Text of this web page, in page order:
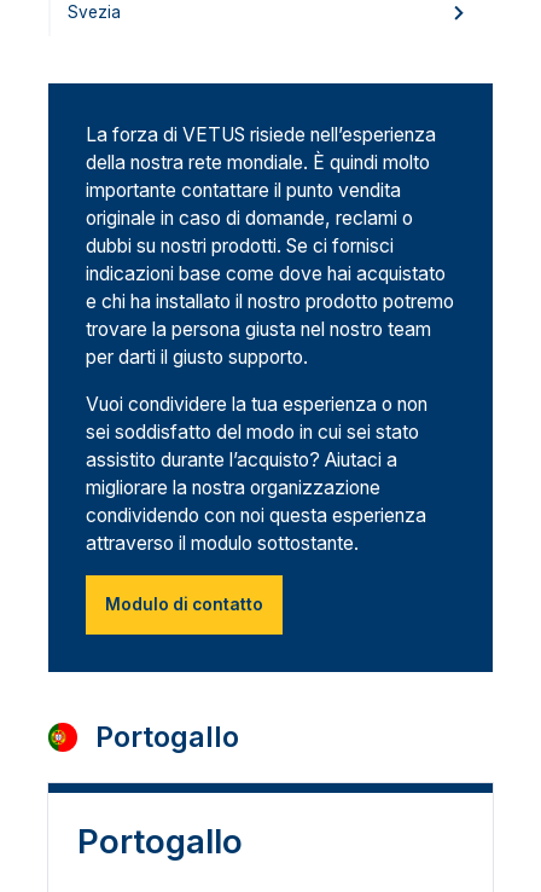
Svezia
La forza di VETUS risiede nell’esperienza
della nostra rete mondiale. È quindi molto
importante contattare il punto vendita
originale in caso di domande, reclami o
dubbi su nostri prodotti. Se ci fornisci
indicazioni base come dove hai acquistato
e chi ha installato il nostro prodotto potremo
trovare la persona giusta nel nostro team
per darti il giusto supporto.
Vuoi condividere la tua esperienza o non
sei soddisfatto del modo in cui sei stato
assistito durante l’acquisto? Aiutaci a
migliorare la nostra organizzazione
condividendo con noi questa esperienza
attraverso il modulo sottostante.
Modulo di contatto
Portogallo
Portogallo